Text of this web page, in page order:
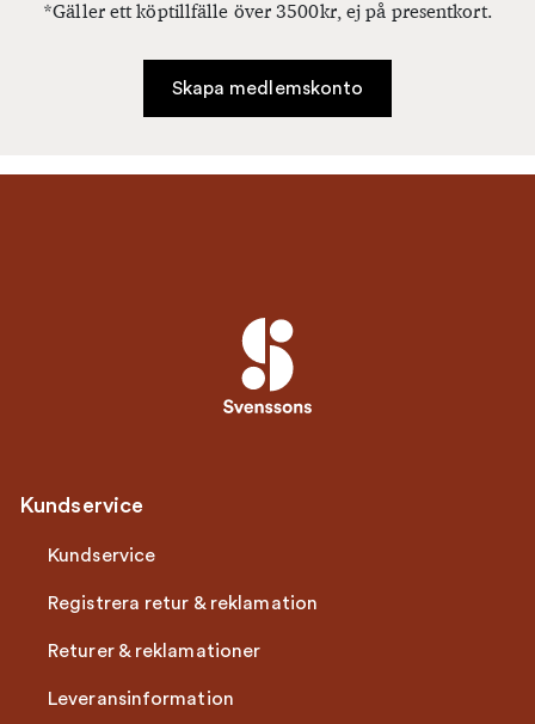
*Gäller ett köptillfälle över 3500kr, ej på presentkort.
Skapa medlemskonto
Kundservice
Kundservice
Registrera retur & reklamation
Returer & reklamationer
Leveransinformation